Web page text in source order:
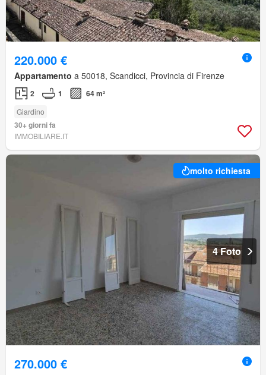
220.000 €
Appartamento a 50018, Scandicci, Provincia di Firenze
2 1 64 m²
Giardino
30+ giorni fa
IMMOBILIARE.IT
molto richiesta
4 Foto
270.000 €